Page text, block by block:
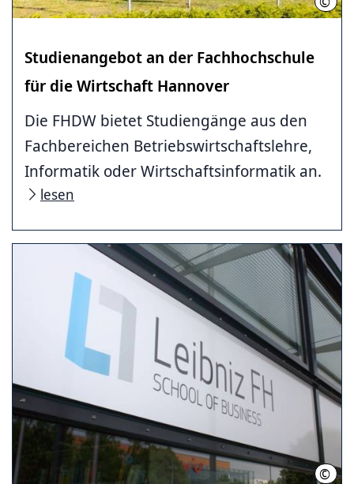
Studienangebot an der Fachhochschule
für die Wirtschaft Hannover
Die FHDW bietet Studiengänge aus den
Fachbereichen Betriebswirtschaftslehre,
Informatik oder Wirtschaftsinformatik an.
lesen
© IniWi